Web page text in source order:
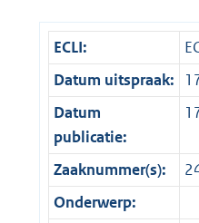
ECLI:
Datum uitspraak:
Datum
publicatie:
Zaaknummer(s):
Onderwerp: